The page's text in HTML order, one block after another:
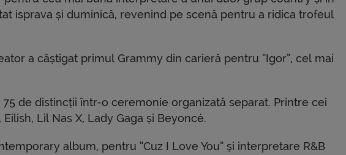
isprava și duminică, revenind pe scenă pentru a ridica trofeul
a câștigat primul Grammy din carieră pentru ”Igor”, cel mai
de distincții într-o ceremonie organizată separat. Printre cei
Lil Nas X, Lady Gaga și Beyoncé.
album, pentru “Cuz I Love You” și interpretare R&B